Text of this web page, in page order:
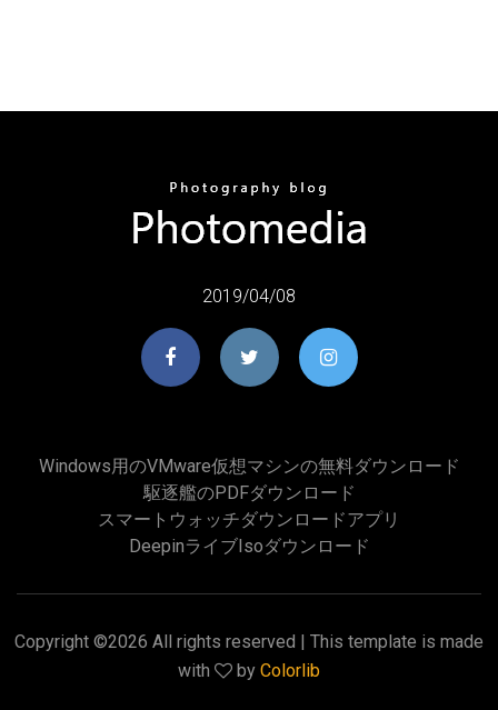
2019/04/08
Windows用のVMware仮想マシンの無料ダウンロード
駆逐艦のPDFダウンロード
スマートウォッチダウンロードアプリ
Deepinライブisoダウンロード
Copyright ©2026 All rights reserved | This template is made
with
by Colorlib